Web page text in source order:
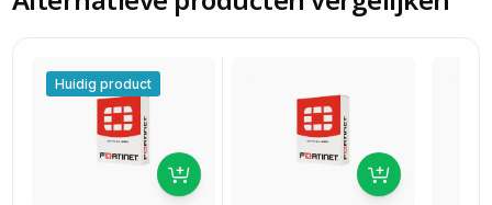
Huidig product